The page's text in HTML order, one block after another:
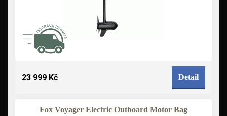
23 999 Kč Detail
Fox Voyager Electric Outboard Motor Bag